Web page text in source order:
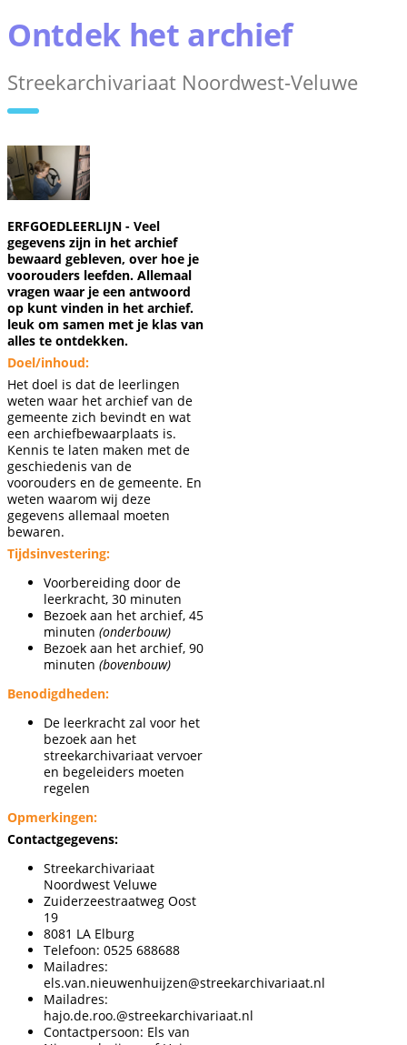
Ontdek het archief
Streekarchivariaat Noordwest-Veluwe
ERFGOEDLEERLIJN - Veel
gegevens zijn in het archief
bewaard gebleven, over hoe je
voorouders leefden. Allemaal
vragen waar je een antwoord
op kunt vinden in het archief.
leuk om samen met je klas van
alles te ontdekken.
Doel/inhoud:
Het doel is dat de leerlingen
weten waar het archief van de
gemeente zich bevindt en wat
een archiefbewaarplaats is.
Kennis te laten maken met de
geschiedenis van de
voorouders en de gemeente. En
weten waarom wij deze
gegevens allemaal moeten
bewaren.
Tijdsinvestering:
Voorbereiding door de
leerkracht, 30 minuten
Bezoek aan het archief, 45
minuten (onderbouw)
Bezoek aan het archief, 90
minuten (bovenbouw)
Benodigdheden:
De leerkracht zal voor het
bezoek aan het
streekarchivariaat vervoer
en begeleiders moeten
regelen
Opmerkingen:
Contactgegevens:
Streekarchivariaat
Noordwest Veluwe
Zuiderzeestraatweg Oost
19
8081 LA Elburg
Telefoon: 0525 688688
Mailadres:
els.van.nieuwenhuijzen@streekarchivariaat.nl
Mailadres:
hajo.de.roo.@streekarchivariaat.nl
Contactpersoon: Els van